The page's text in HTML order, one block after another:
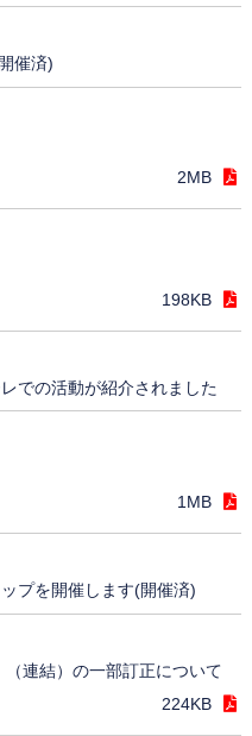
催済)
2MB
198KB
での活動が紹介されました
1MB
プを開催します(開催済)
連結）の一部訂正について
224KB